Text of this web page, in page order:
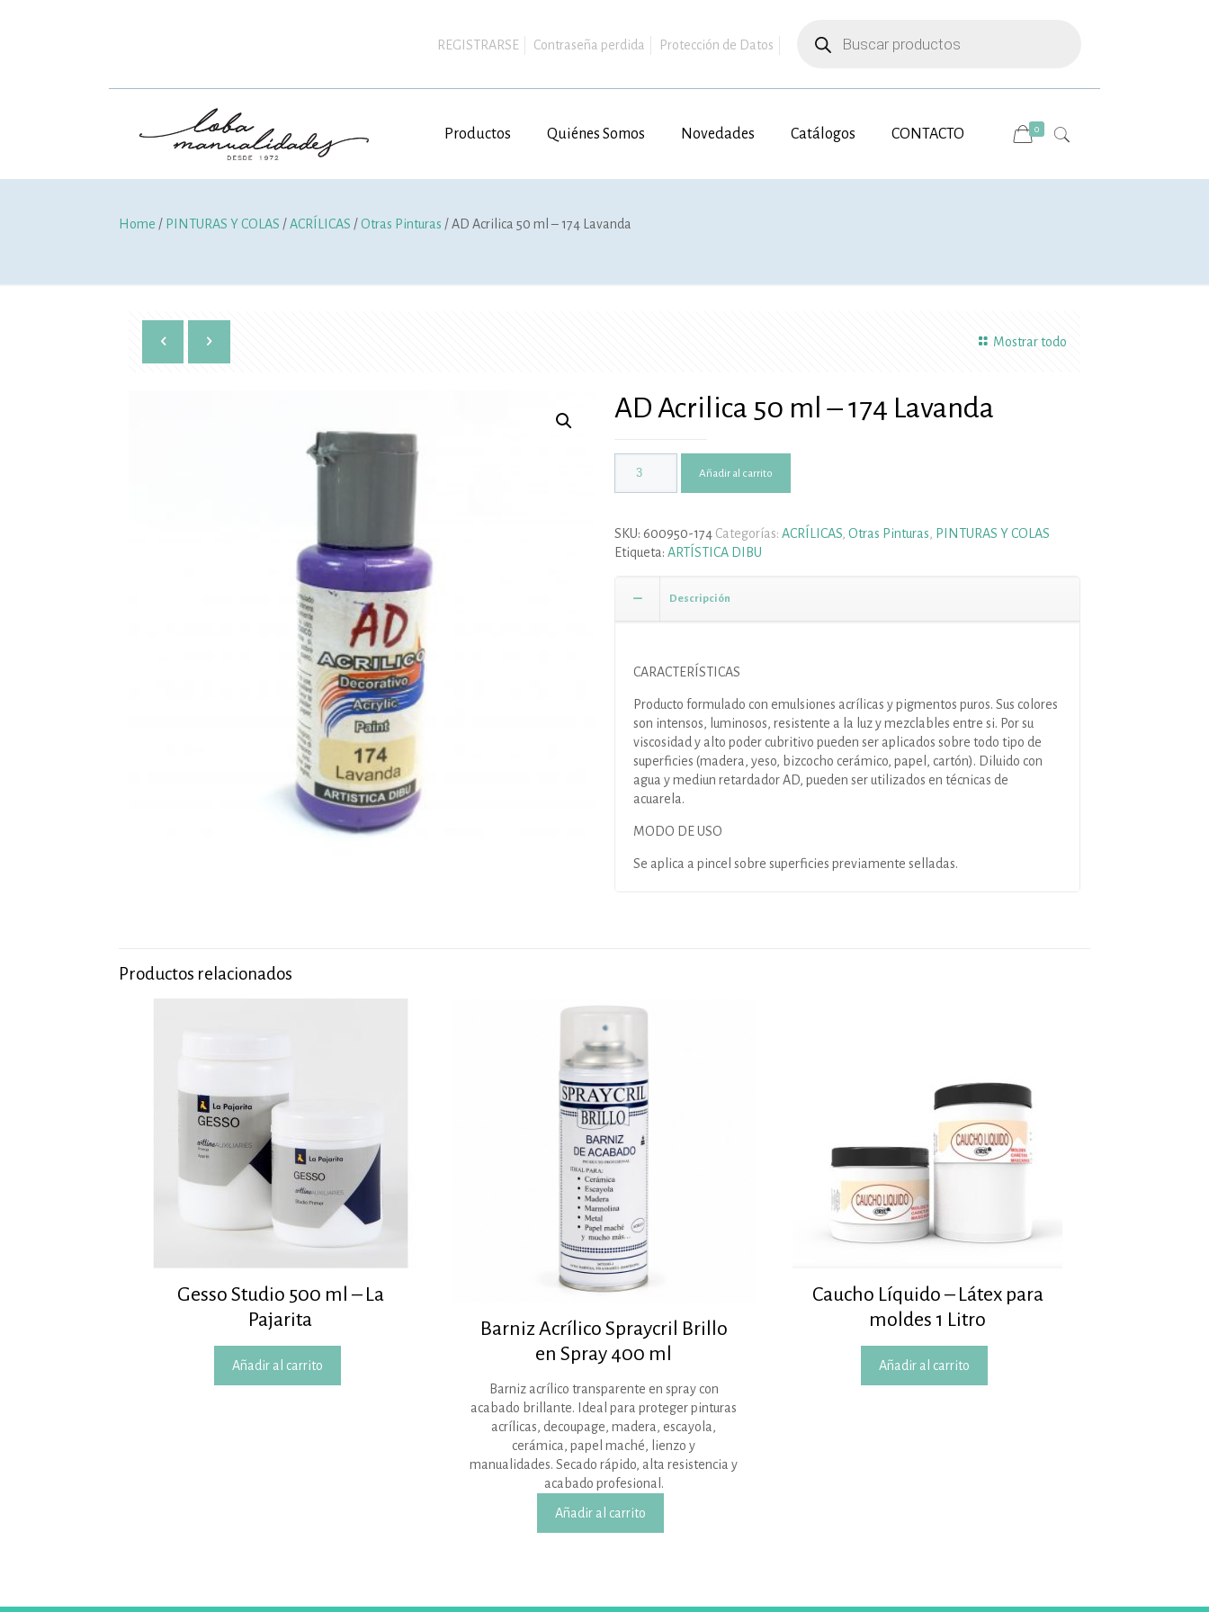
REGISTRARSE Contraseña perdida Protección de Datos
productos
Productos Quiénes Somos Novedades Catálogos CONTACTO 0
Home / PINTURAS Y COLAS /ACRÍLICAS /Otras Pinturas / AD Acrilica 50 ml – 174 Lavanda
Mostrar todo
AD Acrilica 50 ml – 174 Lavanda
Añadir al carrito
SKU: 600950-174 Categorías: ACRÍLICAS, Otras Pinturas
PINTURAS Y COLAS
Etiqueta: ARTÍSTICA DIBU
Descripción
CARACTERÍSTICAS
Producto formulado con emulsiones acrílicas y pigmentos puros. Sus colores
son intensos, luminosos, resistente a la luz y mezclables entre si. Por su
viscosidad y alto poder cubritivo pueden ser aplicados sobre todo tipo de
superficies (madera, yeso, bizcocho cerámico, papel, cartón). Diluido con
agua y mediun retardador AD, pueden ser utilizados en técnicas de
acuarela.
MODO DE USO
Se aplica a pincel sobre superficies previamente selladas.
Productos relacionados
Gesso Studio 500 ml – La
Pajarita
Añadir al carrito
Barniz Acrílico Spraycril Brillo
en Spray 400 ml
Barniz acrílico transparente en spray con
acabado brillante. Ideal para proteger pinturas
acrílicas, decoupage, madera, escayola,
cerámica, papel maché, lienzo y
manualidades. Secado rápido, alta resistencia y
acabado profesional.
Añadir al carrito
Caucho Líquido – Látex para
moldes 1 Litro
Añadir al carrito